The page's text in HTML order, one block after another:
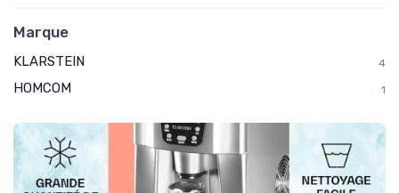
Marque
KLARSTEIN 4
HOMCOM 1